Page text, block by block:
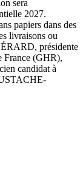
sera
2027.
papiers dans des
livraisons ou
présidente
France (GHR),
candidat à